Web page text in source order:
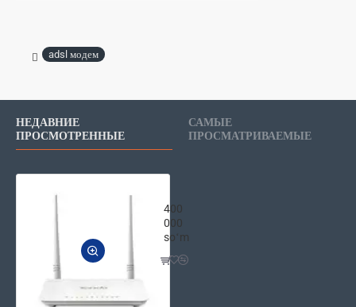
adsl модем
НЕДАВНИЕ
ПРОСМОТРЕННЫЕ
САМЫЕ
ПРОСМАТРИВАЕМЫЕ
400
000
soʻm